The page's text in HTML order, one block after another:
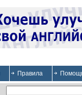
Правила